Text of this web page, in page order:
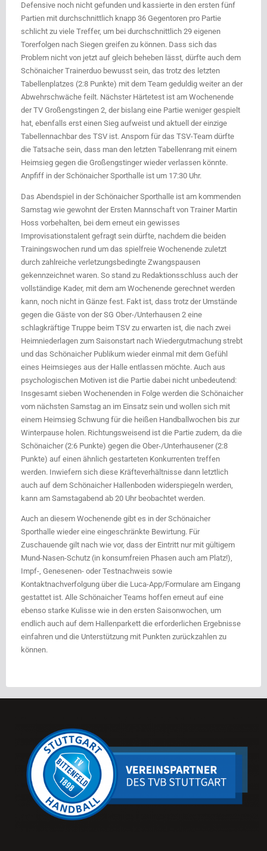
Defensive noch nicht gefunden und kassierte in den ersten fünf
Partien mit durchschnittlich knapp 36 Gegentoren pro Partie
schlicht zu viele Treffer, um bei durchschnittlich 29 eigenen
Torerfolgen nach Siegen greifen zu können. Dass sich das
Problem nicht von jetzt auf gleich beheben lässt, dürfte auch dem
Schönaicher Trainerduo bewusst sein, das trotz des letzten
Tabellenplatzes (2:8 Punkte) mit dem Team geduldig weiter an der
Abwehrschwäche feilt. Nächster Härtetest ist am Wochenende
der TV Großengstingen 2, der bislang eine Partie weniger gespielt
hat, ebenfalls erst einen Sieg aufweist und aktuell der einzige
Tabellennachbar des TSV ist. Ansporn für das TSV-Team dürfte
die Tatsache sein, dass man den letzten Tabellenrang mit einem
Heimsieg gegen die Großengstinger wieder verlassen könnte.
Anpfiff in der Schönaicher Sporthalle ist um 17:30 Uhr.
Das Abendspiel in der Schönaicher Sporthalle ist am kommenden
Samstag wie gewohnt der Ersten Mannschaft von Trainer Martin
Hoss vorbehalten, bei dem erneut ein gewisses
Improvisationstalent gefragt sein dürfte, nachdem die beiden
Trainingswochen rund um das spielfreie Wochenende zuletzt
durch zahlreiche verletzungsbedingte Zwangspausen
gekennzeichnet waren. So stand zu Redaktionsschluss auch der
vollständige Kader, mit dem am Wochenende gerechnet werden
kann, noch nicht in Gänze fest. Fakt ist, dass trotz der Umstände
gegen die Gäste von der SG Ober-/Unterhausen 2 eine
schlagkräftige Truppe beim TSV zu erwarten ist, die nach zwei
Heimniederlagen zum Saisonstart nach Wiedergutmachung strebt
und das Schönaicher Publikum wieder einmal mit dem Gefühl
eines Heimsieges aus der Halle entlassen möchte. Auch aus
psychologischen Motiven ist die Partie dabei nicht unbedeutend:
Insgesamt sieben Wochenenden in Folge werden die Schönaicher
vom nächsten Samstag an im Einsatz sein und wollen sich mit
einem Heimsieg Schwung für die heißen Handballwochen bis zur
Winterpause holen. Richtungsweisend ist die Partie zudem, da die
Schönaicher (2:6 Punkte) gegen die Ober-/Unterhausener (2:8
Punkte) auf einen ähnlich gestarteten Konkurrenten treffen
werden. Inwiefern sich diese Kräfteverhältnisse dann letztlich
auch auf dem Schönaicher Hallenboden widerspiegeln werden,
kann am Samstagabend ab 20 Uhr beobachtet werden.
Auch an diesem Wochenende gibt es in der Schönaicher
Sporthalle wieder eine eingeschränkte Bewirtung. Für
Zuschauende gilt nach wie vor, dass der Eintritt nur mit gültigem
Mund-Nasen-Schutz (in konsumfreien Phasen auch am Platz!),
Impf-, Genesenen- oder Testnachweis sowie
Kontaktnachverfolgung über die Luca-App/Formulare am Eingang
gestattet ist. Alle Schönaicher Teams hoffen erneut auf eine
ebenso starke Kulisse wie in den ersten Saisonwochen, um
endlich auch auf dem Hallenparkett die erforderlichen Ergebnisse
einfahren und die Unterstützung mit Punkten zurückzahlen zu
können.